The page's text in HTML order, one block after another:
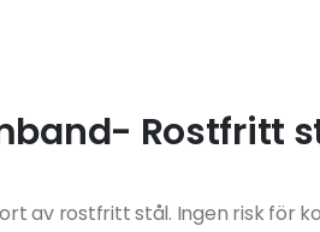
Rostfritt
av rostfritt stål. Ingen risk för